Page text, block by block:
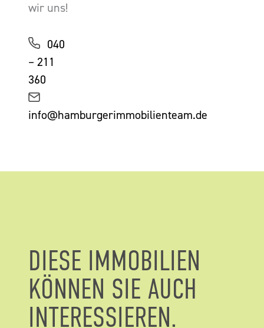
wir uns!
040
– 211
360
info@hamburgerimmobilienteam.de
DIESE IMMOBILIEN
KÖNNEN SIE AUCH
INTERESSIEREN.